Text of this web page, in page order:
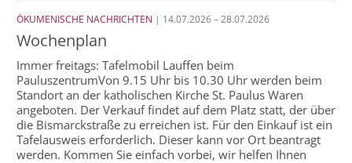
ÖKUMENISCHE NACHRICHTEN | 14.07.2026 – 28.07.2026
Wochenplan
Immer freitags: Tafelmobil Lauffen beim
PauluszentrumVon 9.15 Uhr bis 10.30 Uhr werden beim
Standort an der katholischen Kirche St. Paulus Waren
angeboten. Der Verkauf findet auf dem Platz statt, der über
die Bismarckstraße zu erreichen ist. Für den Einkauf ist ein
Tafelausweis erforderlich. Dieser kann vor Ort beantragt
werden. Kommen Sie einfach vorbei, wir helfen Ihnen